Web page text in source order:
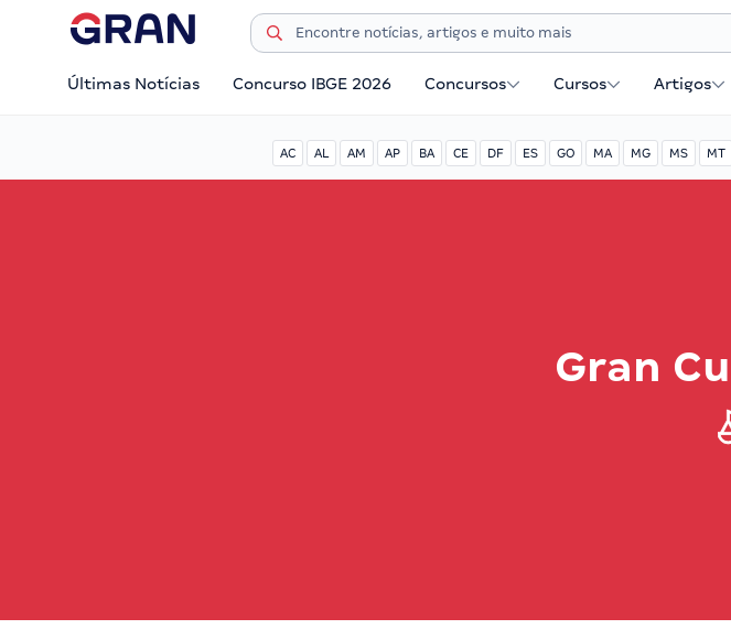
Últimas Notícias Concurso IBGE 2026 Concursos Cursos Artigos
AC AL AM AP BA CE DF ES GO MA MG MS MT
Gran